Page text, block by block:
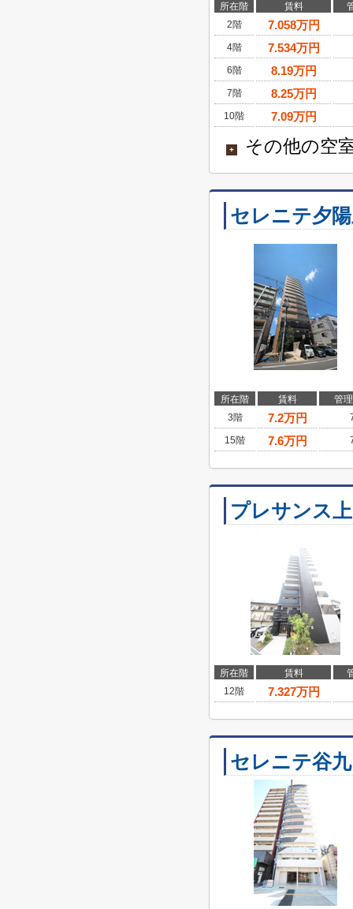
所在階 賃料
2階
7.058万円
4階 7.534万円
6階 8.19万円
7階 8.25万円
10階 7.09万円
+ その他の空
セレニテ夕
所在階 賃料
管
3階
7.2万円
15階 7.6万円
プレサンス
所在階 賃料
12階
7.327万円
セレニテ谷